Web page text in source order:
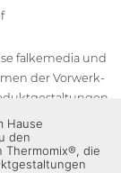
falkemedia und
der Vorwerk-
Unternehmen
Zeichen TM5®,
des Thermomix®
Hause
den
Thermomix®, die